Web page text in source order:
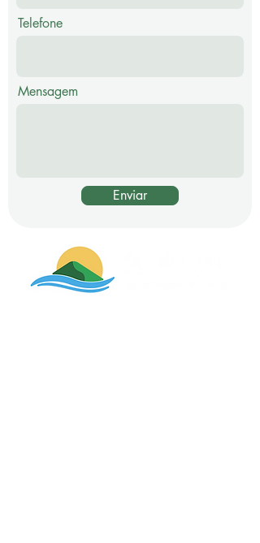
Telefone
Mensagem
Enviar